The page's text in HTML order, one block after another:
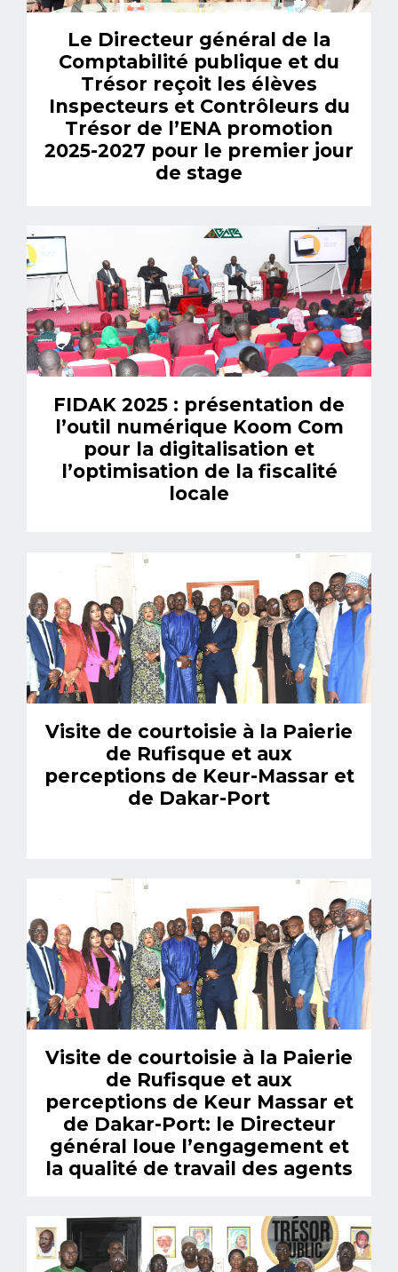
Le Directeur général de la
Comptabilité publique et du
Trésor reçoit les élèves
Inspecteurs et Contrôleurs du
Trésor de l’ENA promotion
2025-2027 pour le premier jour
de stage
FIDAK 2025 : présentation de
l’outil numérique Koom Com
pour la digitalisation et
l’optimisation de la fiscalité
locale
Visite de courtoisie à la Paierie
de Rufisque et aux
perceptions de Keur-Massar et
de Dakar-Port
Visite de courtoisie à la Paierie
de Rufisque et aux
perceptions de Keur Massar et
de Dakar-Port: le Directeur
général loue l’engagement et
la qualité de travail des agents